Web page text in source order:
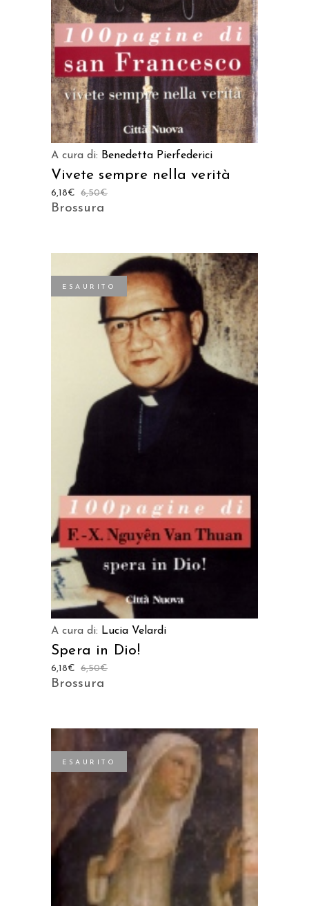
A cura di: Benedetta Pierfederici
Vivete sempre nella verità
6,50€
6,18€
Brossura
ESAURITO
LEGGI TUTTO
A cura di: Lucia Velardi
Spera in Dio!
6,50€
6,18€
Brossura
ESAURITO